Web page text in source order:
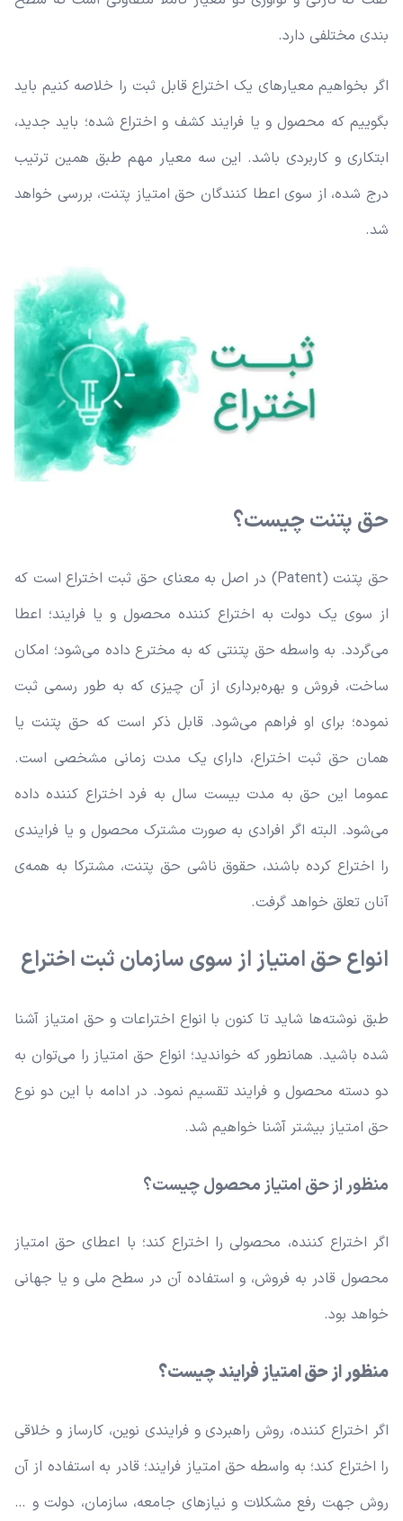
بندی مختلفی دارد.
اگر بخواهیم معیارهای یک اختراع قابل ثبت را خلاصه کنیم باید
بگوییم که محصول و یا فرایند کشف و اختراع شده؛ باید جدید،
ابتکاری و کاربردی باشد. این سه معیار مهم طبق همین ترتیب
درج شده، از سوی اعطا کنندگان حق امتیاز پتنت، بررسی خواهد
شد.
حق پتنت چیست؟
حق پتنت (Patent) در اصل به معنای حق ثبت اختراع است که
از سوی یک دولت به اختراع کننده محصول و یا فرایند؛ اعطا
می‌گردد. به واسطه حق پتنتی که به مخترع داده می‌شود؛ امکان
ساخت، فروش و بهره‌برداری از آن چیزی که به طور رسمی ثبت
نموده؛ برای او فراهم می‌شود. قابل ذکر است که حق پتنت یا
همان حق ثبت اختراع، دارای یک مدت زمانی مشخصی است.
عموما این حق به مدت بیست سال به فرد اختراع کننده داده
می‌شود. البته اگر افرادی به صورت مشترک محصول و یا فرایندی
را اختراع کرده باشند، حقوق ناشی حق پتنت، مشترکا به همه‌ی
آنان تعلق خواهد گرفت.
انواع حق امتیاز از سوی سازمان ثبت اختراع
طبق نوشته‌ها شاید تا کنون با انواع اختراعات و حق امتیاز آشنا
شده باشید. همانطور که خواندید؛ انواع حق امتیاز را می‌توان به
دو دسته محصول و فرایند تقسیم نمود. در ادامه با این دو نوع
حق امتیاز بیشتر آشنا خواهیم شد.
منظور از حق امتیاز محصول چیست؟
اگر اختراع کننده، محصولی را اختراع کند؛ با اعطای حق امتیاز
محصول قادر به فروش، و استفاده آن در سطح ملی و یا جهانی
خواهد بود.
منظور از حق امتیاز فرایند چیست؟
اگر اختراع کننده، روش راهبردی و فرایندی نوین، کارساز و خلاقی
را اختراع کند؛ به واسطه حق امتیاز فرایند؛ قادر به استفاده از آن
روش جهت رفع مشکلات و نیازهای جامعه، سازمان، دولت و …